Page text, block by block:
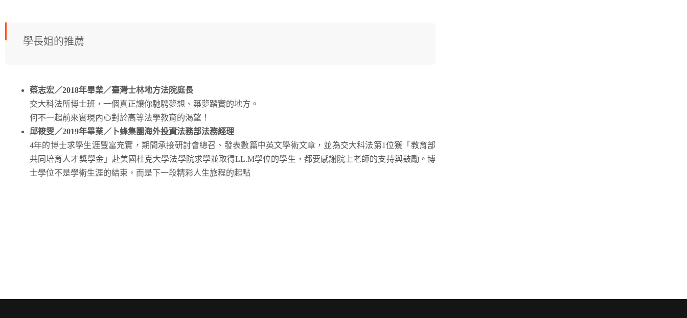
學長姐的推薦
蔡志宏／2018年畢業／臺灣士林地方法院庭長
交大科法所博士班，一個真正讓你馳騁夢想、築夢踏實的地方。
何不一起前來實現內心對於高等法學教育的渴望！
邱筱雯／2019年畢業／卜蜂集團海外投資法務部法務經理
4年的博士求學生涯豐富充實，期間承接研討會總召、發表數篇中英文學術文章，並為交大科法第1位獲「教育部
共同培育人才獎學金」赴美國杜克大學法學院求學並取得LL.M學位的學生，都要感謝院上老師的支持與鼓勵。博
士學位不是學術生涯的結束，而是下一段精彩人生旅程的起點